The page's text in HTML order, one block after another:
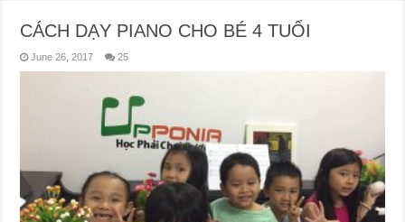
CÁCH DẠY PIANO CHO BÉ 4 TUỔI
June 26, 2017 25